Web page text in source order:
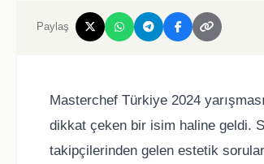
Paylaş
Masterchef Türkiye 2024
dikkat çeken bir isim haline geldi.
takipçilerinden gelen estetik